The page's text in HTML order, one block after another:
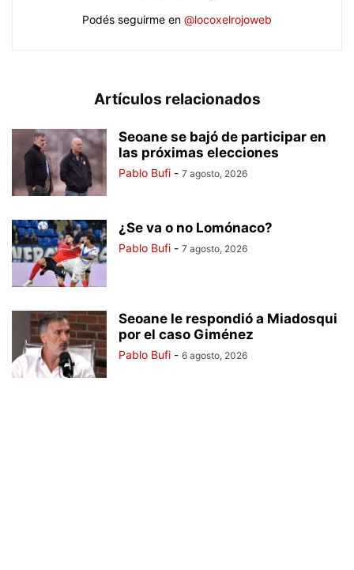
Podés seguirme en @locoxelrojoweb
Artículos relacionados
Seoane se bajó de participar en
las próximas elecciones
Pablo Bufi - 7 agosto, 2026
¿Se va o no Lomónaco?
Pablo Bufi - 7 agosto, 2026
Seoane le respondió a Miadosqui
por el caso Giménez
Pablo Bufi - 6 agosto, 2026